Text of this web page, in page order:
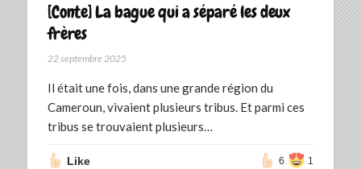
[Conte] La bague qui a séparé les deux
frères
22 septembre 2025
‎Il était une fois, dans une grande région du
Cameroun, vivaient plusieurs tribus. Et parmi ces
tribus se trouvaient plusieurs…
Like 6 1